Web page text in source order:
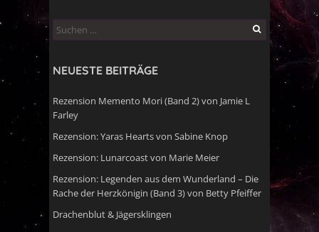
Suchen
nach:
NEUESTE BEITRÄGE
Rezension Memento Mori (Band 2) von Jamie L
Farley
Rezension: Yaras Hearts von Sabine Knop
Rezension: Lunarcoast von Marie Meier
Rezension: Legenden aus dem Wunderland – Die
Rache der Herzkönigin (Band 3) von Betty Pfeiffer
Drachenblut & Jägersklingen